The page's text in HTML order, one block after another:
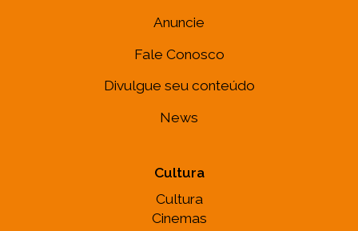
Anuncie
Fale Conosco
Divulgue seu conteúdo
News
Cultura
Cultura
Cinemas